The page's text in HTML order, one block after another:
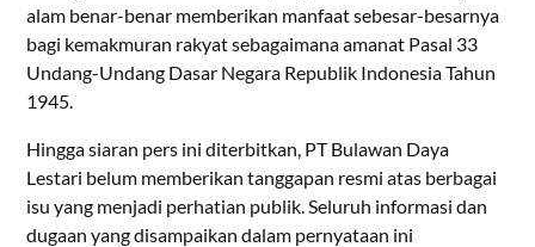
alam benar-benar memberikan manfaat sebesar-besarnya
bagi kemakmuran rakyat sebagaimana amanat Pasal 33
Undang-Undang Dasar Negara Republik Indonesia Tahun
1945.
Hingga siaran pers ini diterbitkan, PT Bulawan Daya
Lestari belum memberikan tanggapan resmi atas berbagai
isu yang menjadi perhatian publik. Seluruh informasi dan
dugaan yang disampaikan dalam pernyataan ini